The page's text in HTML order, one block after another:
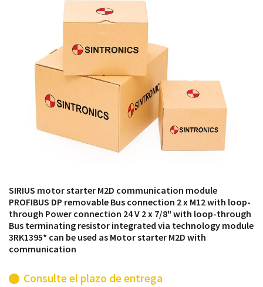
módulos antiguos a un alto nivel técnico o sustitución
de módulos descontinuados por módulos del propio
SIRIUS motor starter M2D communication module
PROFIBUS DP removable Bus connection 2 x M12 with loop-
through Power connection 24 V 2 x 7/8" with loop-through
Bus terminating resistor integrated via technology module
3RK1395* can be used as Motor starter M2D with
communication
Consulte el plazo de entrega